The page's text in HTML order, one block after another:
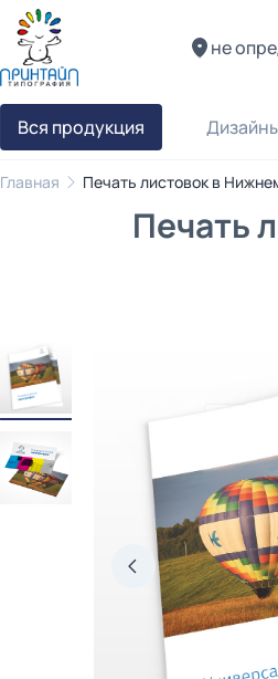
не
Вся продукция
Главная Печать листовок в
Печать